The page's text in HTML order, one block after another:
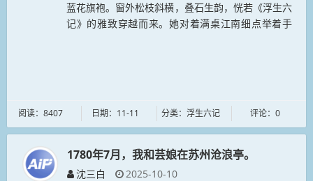
蓝花旗袍。窗外松枝斜横，叠石生韵，恍若《浮生六
记》的雅致穿越而来。她对着满桌江南细点举着手
阅读：8407 日期：11-11 分类：浮生六记 评论：0
1780年7月，我和芸娘在苏州沧浪亭。
沈三白
2025-10-10